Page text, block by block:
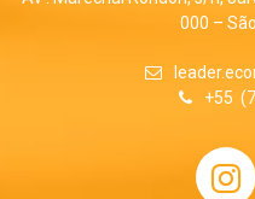
000 –
+55